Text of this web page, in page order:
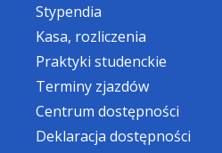
Stypendia
Kasa, rozliczenia
Praktyki studenckie
Terminy zjazdów
Centrum dostępności
Deklaracja dostępności